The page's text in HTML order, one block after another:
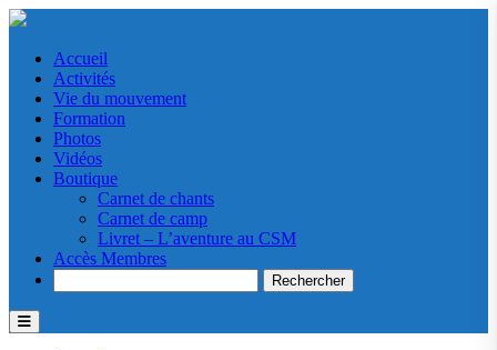
Accueil
Activités
Vie du mouvement
Formation
Photos
Vidéos
Boutique
Carnet de chants
Carnet de camp
Livret – L’aventure au CSM
Accès Membres